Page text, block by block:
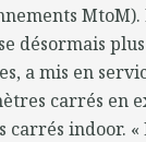
désormais
a mis en
carrés en
carrés indoor. «